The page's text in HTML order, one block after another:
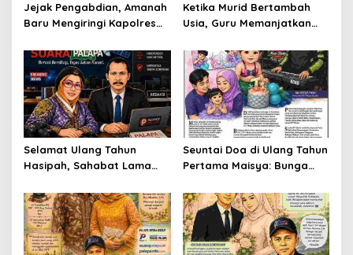
Jejak Pengabdian, Amanah
Baru Mengiringi Kapolres
Ketika Murid Bertambah
Usia, Guru Memanjatkan
Selamat Ulang Tahun
Hasipah, Sahabat Lama
Silaturahmi
Seuntai Doa di Ulang Tahun
Pertama Maisya: Bunga
Tengah Cinta dan Harapan